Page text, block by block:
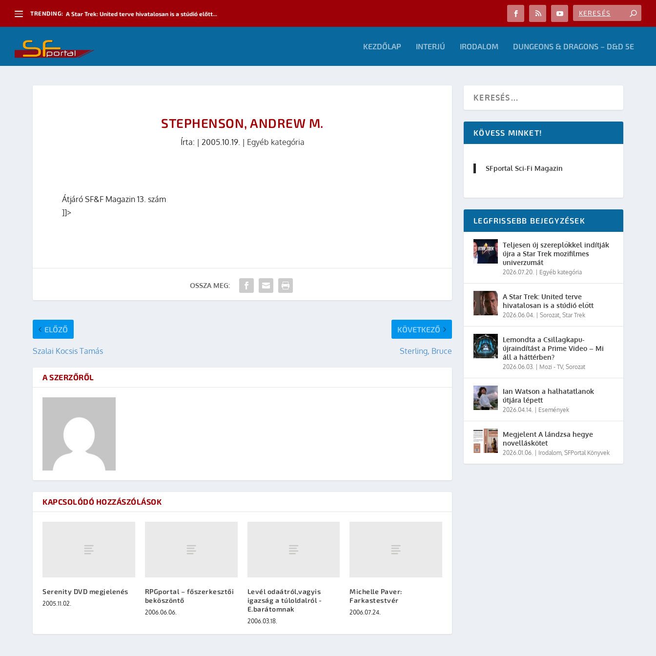
TRENDING: A Star Trek: United terve hivatalosan is a stúdió előtt...
KEZDŐLAP INTERJÚ IRODALOM DUNGEONS & DRAGONS – D&D 5E
STEPHENSON, ANDREW M.
Írta: | 2005.10.19. | Egyéb kategória
Átjáró SF&F Magazin 13. szám
]]>
OSSZA MEG:
ELŐZŐ
Szalai Kocsis Tamás
KÖVETKEZŐ
Sterling, Bruce
A SZERZŐRŐL
KAPCSOLÓDÓ HOZZÁSZÓLÁSOK
Serenity DVD megjelenés
2005.11.02.
RPGportal – főszerkesztői
beköszöntő
2006.06.06.
Levél odaátról,vagyis
igazság a túloldalról -
E.barátomnak
2006.03.18.
Michelle Paver:
Farkastestvér
2006.07.24.
KÖVESS MINKET!
SFportal Sci-Fi Magazin
LEGFRISSEBB BEJEGYZÉSEK
Teljesen új szereplőkkel indítják
újra a Star Trek mozifilmes
univerzumát
2026.07.20. Egyéb kategória
A Star Trek: United terve
hivatalosan is a stúdió előtt
2026.06.04. |Sorozat,Star Trek
Lemondta a Csillagkapu-
újraindítást a Prime Video – Mi
áll a háttérben?
2026.06.03. Mozi - TV,Sorozat
Ian Watson a halhatatlanok
útjára lépett
2026.04.14. Események
Megjelent A lándzsa hegye
novelláskötet
2026.01.06. Irodalom,SFPortal Könyvek